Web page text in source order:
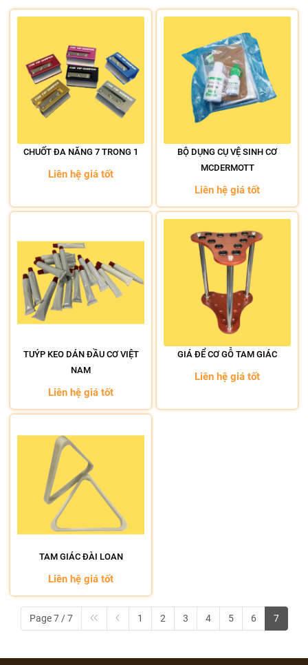
CHUỐT ĐA NĂNG 7 TRONG 1
Liên hệ giá tốt
BỘ DỤNG CỤ VỆ SINH CƠ
MCDERMOTT
Liên hệ giá tốt
TUÝP KEO DÁN ĐẦU CƠ VIỆT
NAM
Liên hệ giá tốt
GIÁ ĐỂ CƠ GỖ TAM GIÁC
Liên hệ giá tốt
TAM GIÁC ĐÀI LOAN
Liên hệ giá tốt
Page 7 / 7 1 2 3 4 5 6 7